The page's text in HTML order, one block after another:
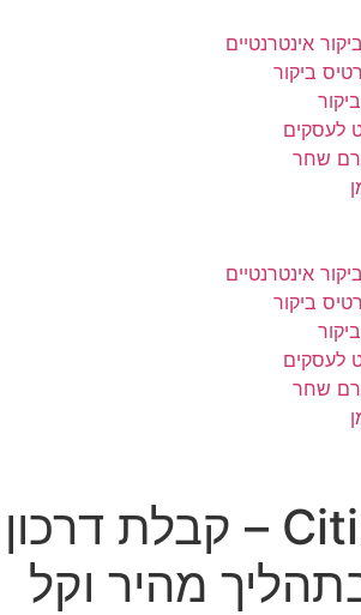
אינטרנטיים
ביקור
לעסקים
שחר
אינטרנטיים
ביקור
לעסקים
שחר
Citizenship – קבלת דרכון
מהיר וקל